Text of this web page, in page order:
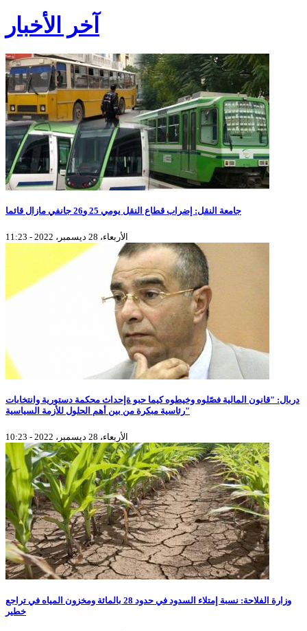
آخر الأخبار
جامعة النقل: إضراب قطاع النقل يومي 25 و26 جانفي مازال قائما
الأربعاء، 28 ديسمبر، 2022 - 11:23
دربال: "قانون المالية فصّلوه وخيطوه كيما حبو ةإحداث محكمة دستورية وانتخابات
رئاسية مبكرة من بين أهم الحلول للأزمة السياسية"
الأربعاء، 28 ديسمبر، 2022 - 10:23
وزارة الفلاحة: نسبة إمتلاء السدود في حدود 28 بالمائة ومخزون المياه في تراجع
خطير